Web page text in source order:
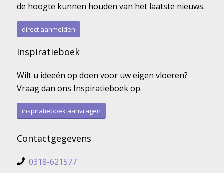
de hoogte kunnen houden van het laatste nieuws.
direct aanmelden
Inspiratieboek
Wilt u ideeën op doen voor uw eigen vloeren?
Vraag dan ons Inspiratieboek op.
inspiratieboek aanvragen
Contactgegevens
0318-621577